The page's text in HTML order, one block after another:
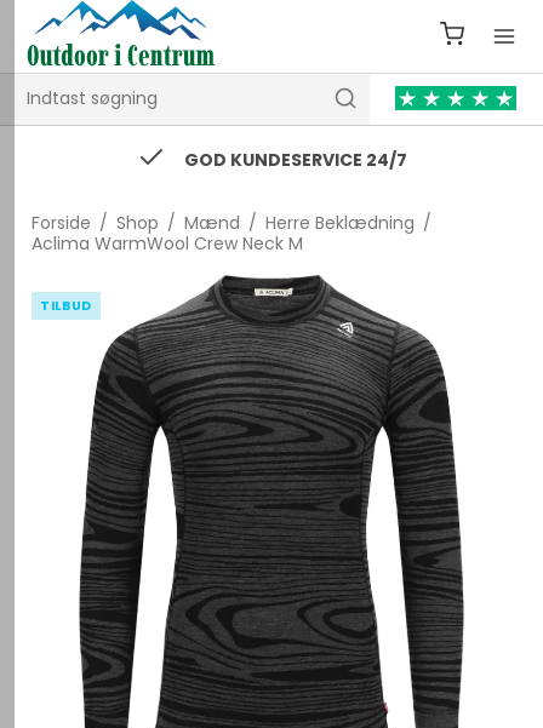
GOD KUNDESERVICE 24/7
Forside / Shop / Mænd / Herre Beklædning /
Aclima WarmWool Crew Neck M
TILBUD